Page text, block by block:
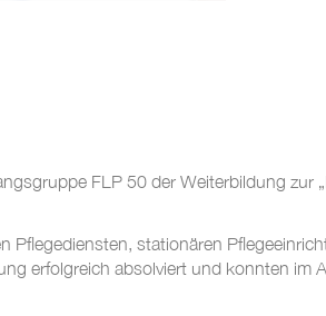
FLP 50 der Weiterbildung zur
Pflegediensten, stationären
erfolgreich absolviert und konnten im